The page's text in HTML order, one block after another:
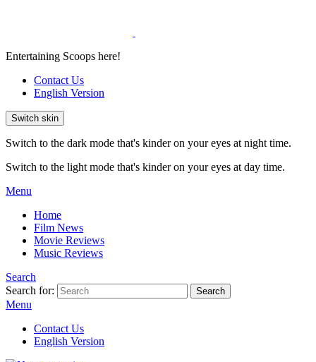
Entertaining Scoops here!
Contact Us
English Version
Switch skin
Switch to the dark mode that's kinder on your eyes at night time.
Switch to the light mode that's kinder on your eyes at day time.
Menu
Home
Film News
Movie Reviews
Music Reviews
Search
Search for:
Search
Menu
Contact Us
English Version